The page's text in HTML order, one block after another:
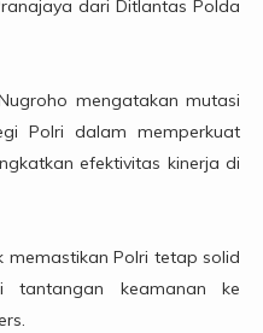
dari Ditlantas Polda
mengatakan mutasi
Polri dalam memperkuat
efektivitas kinerja di
memastikan Polri tetap solid
tantangan keamanan ke